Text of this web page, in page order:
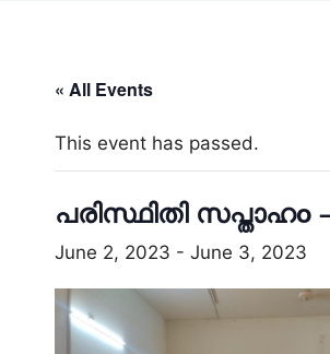
« All Events
This event has passed.
പരിസ്ഥിതി സപ്താഹo
June 2, 2023 - June 3, 2023